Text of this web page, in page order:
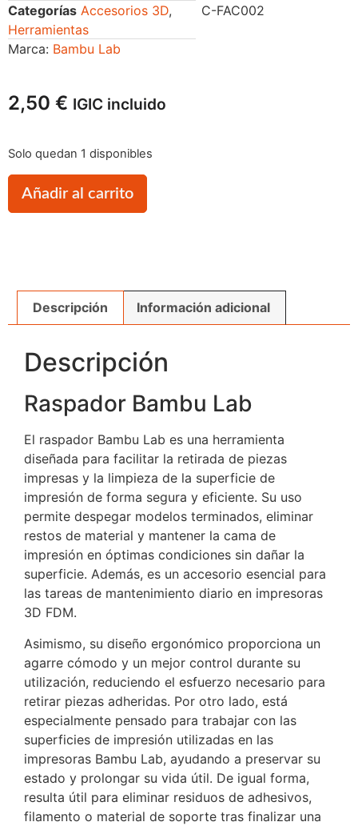
Categorías Accesorios 3D,
Herramientas
Marca: Bambu Lab
C-FAC002
2,50 € IGIC incluido
Solo quedan 1 disponibles
Añadir al carrito
Descripción Información adicional
Descripción
Raspador Bambu Lab
El raspador Bambu Lab es una herramienta
diseñada para facilitar la retirada de piezas
impresas y la limpieza de la superficie de
impresión de forma segura y eficiente. Su uso
permite despegar modelos terminados, eliminar
restos de material y mantener la cama de
impresión en óptimas condiciones sin dañar la
superficie. Además, es un accesorio esencial para
las tareas de mantenimiento diario en impresoras
3D FDM.
Asimismo, su diseño ergonómico proporciona un
agarre cómodo y un mejor control durante su
utilización, reduciendo el esfuerzo necesario para
retirar piezas adheridas. Por otro lado, está
especialmente pensado para trabajar con las
superficies de impresión utilizadas en las
impresoras Bambu Lab, ayudando a preservar su
estado y prolongar su vida útil. De igual forma,
resulta útil para eliminar residuos de adhesivos,
filamento o material de soporte tras finalizar una